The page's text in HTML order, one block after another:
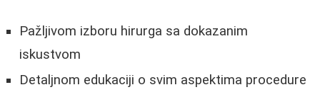
Pažljivom izboru hirurga sa dokazanim
iskustvom
Detaljnom edukaciji o svim aspektima procedure